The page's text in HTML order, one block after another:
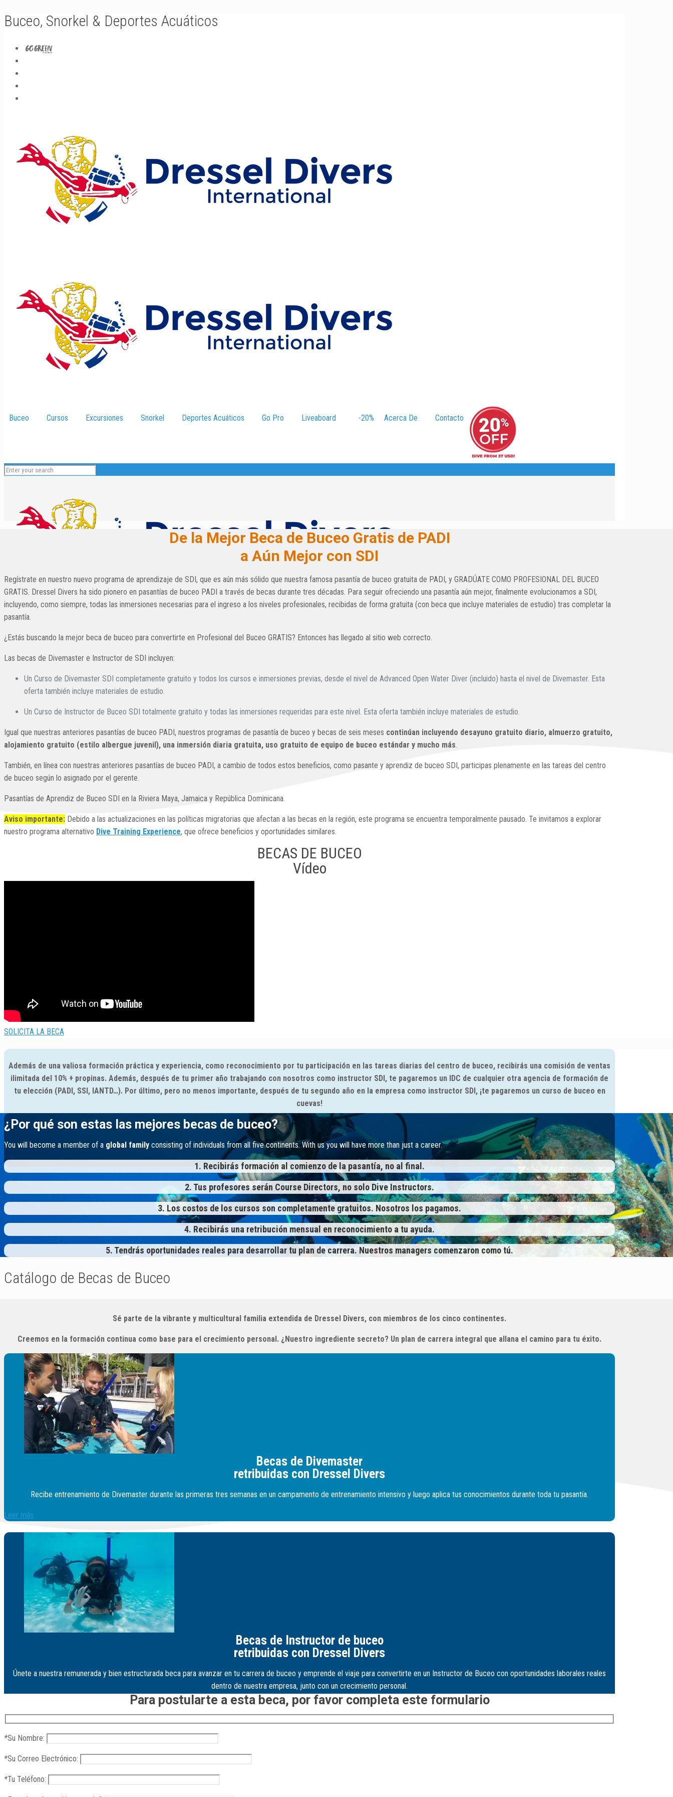
Buceo, Snorkel & Deportes Acuáticos
Buceo Cursos Excursiones Snorkel Deportes Acuáticos Go Pro Liveaboard -20% Acerca De Contacto
Español
English
Italiano
De la Mejor Beca de Buceo Gratis de PADI
a Aún Mejor con SDI
Regístrate en nuestro nuevo programa de aprendizaje de SDI, que es aún más sólido que nuestra famosa pasantía de buceo gratuita de PADI, y GRADÚATE COMO PROFESIONAL DEL BUCEO
GRATIS. Dressel Divers ha sido pionero en pasantías de buceo PADI a través de becas durante tres décadas. Para seguir ofreciendo una pasantía aún mejor, finalmente evolucionamos a SDI,
incluyendo, como siempre, todas las inmersiones necesarias para el ingreso a los niveles profesionales, recibidas de forma gratuita (con beca que incluye materiales de estudio) tras completar la
pasantía.
¿Estás buscando la mejor beca de buceo para convertirte en Profesional del Buceo GRATIS? Entonces has llegado al sitio web correcto.
Las becas de Divemaster e Instructor de SDI incluyen:
Un Curso de Divemaster SDI completamente gratuito y todos los cursos e inmersiones previas, desde el nivel de Advanced Open Water Diver (incluido) hasta el nivel de Divemaster. Esta
oferta también incluye materiales de estudio.
Un Curso de Instructor de Buceo SDI totalmente gratuito y todas las inmersiones requeridas para este nivel. Esta oferta también incluye materiales de estudio.
Igual que nuestras anteriores pasantías de buceo PADI, nuestros programas de pasantía de buceo y becas de seis meses continúan incluyendo desayuno gratuito diario, almuerzo gratuito,
alojamiento gratuito (estilo albergue juvenil), una inmersión diaria gratuita, uso gratuito de equipo de buceo estándar y mucho más
También, en línea con nuestras anteriores pasantías de buceo PADI, a cambio de todos estos beneficios, como pasante y aprendiz de buceo SDI, participas plenamente en las tareas del centro
de buceo según lo asignado por el gerente.
Pasantías de Aprendiz de Buceo SDI en la Riviera Maya, Jamaica y República Dominicana.
Aviso importante: Debido a las actualizaciones en las políticas migratorias que afectan a las becas en la región, este programa se encuentra temporalmente pausado. Te invitamos a explorar
nuestro programa alternativo Dive Training Experience, que ofrece beneficios y oportunidades similares.
BECAS DE BUCEO
Vídeo
SOLICITA LA BECA
Además de una valiosa formación práctica y experiencia, como reconocimiento por tu participación en las tareas diarias del centro de buceo, recibirás una comisión de ventas
ilimitada del 10% + propinas. Además, después de tu primer año trabajando con nosotros como instructor SDI, te pagaremos un IDC de cualquier otra agencia de formación de
tu elección (PADI, SSI, IANTD…). Por último, pero no menos importante, después de tu segundo año en la empresa como instructor SDI, ¡te pagaremos un curso de buceo en
cuevas!
¿Por qué son estas las mejores becas de buceo?
You will become a member of a global family consisting of individuals from all five continents. With us you will have more than just a career.
1. Recibirás formación al comienzo de la pasantía, no al final.
2. Tus profesores serán Course Directors, no solo Dive Instructors.
3. Los costos de los cursos son completamente gratuitos. Nosotros los pagamos.
4. Recibirás una retribución mensual en reconocimiento a tu ayuda.
5. Tendrás oportunidades reales para desarrollar tu plan de carrera. Nuestros managers comenzaron como tú.
Catálogo de Becas de Buceo
Sé parte de la vibrante y multicultural familia extendida de Dressel Divers, con miembros de los cinco continentes.
Creemos en la formación continua como base para el crecimiento personal. ¿Nuestro ingrediente secreto? Un plan de carrera integral que allana el camino para tu éxito.
Becas de Divemaster
retribuidas con Dressel Divers
Recibe entrenamiento de Divemaster durante las primeras tres semanas en un campamento de entrenamiento intensivo y luego aplica tus conocimientos durante toda tu pasantía.
Leer más
Becas de Instructor de buceo
retribuidas con Dressel Divers
Únete a nuestra remunerada y bien estructurada beca para avanzar en tu carrera de buceo y emprende el viaje para convertirte en un Instructor de Buceo con oportunidades laborales reales
dentro de nuestra empresa, junto con un crecimiento personal.
Para postularte a esta beca, por favor completa este formulario
*Su Nombre:
*Su Correo Electrónico:
*Tu Teléfono: